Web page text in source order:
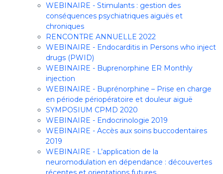
WEBINAIRE - Stimulants : gestion des
conséquences psychiatriques aiguës et
chroniques
RENCONTRE ANNUELLE 2022
WEBINAIRE - Endocarditis in Persons who inject
drugs (PWID)
WEBINAIRE - Buprenorphine ER Monthly
injection
WEBINAIRE - Buprénorphine – Prise en charge
en période périopératoire et douleur aiguë
SYMPOSIUM CPMD 2020
WEBINAIRE - Endocrinologie 2019
WEBINAIRE - Accès aux soins buccodentaires
2019
WEBINAIRE - L’application de la
neuromodulation en dépendance : découvertes